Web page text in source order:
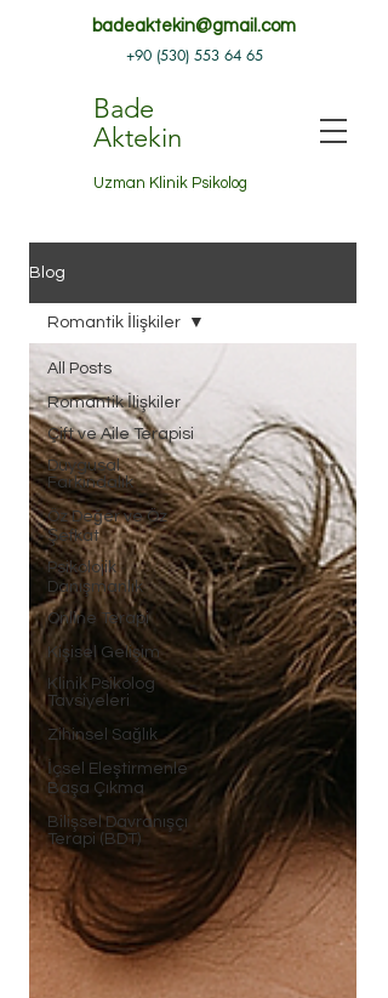
Uzman Klinik Psikolog
Bade
Aktekin
badeaktekin@gmail.com
+90 (530) 553 64 65
Blog
All Posts
Romantik İlişkiler
Çift ve Aile Terapisi
Duygusal
Farkındalık
Öz Değer ve Öz
Şefkat
Psikolojik
Danışmanlık
Online Terapi
Kişisel Gelişim
Klinik Psikolog
Tavsiyeleri
Zihinsel Sağlık
İçsel Eleştirmenle
Başa Çıkma
Bilişsel Davranışçı
Terapi (BDT)
Romantik İlişkiler